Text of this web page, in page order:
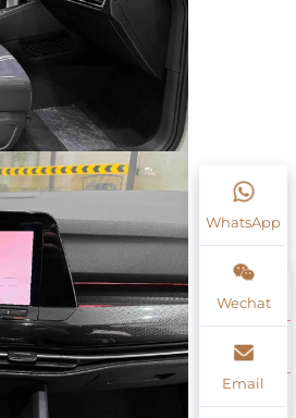
WhatsApp
Wechat
Email